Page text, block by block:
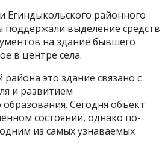
Егиндыкольского районного
поддержали выделение средств
на здание бывшего
в центре села.
это здание связано с
и развитием
Сегодня объект
состоянии, однако по-
из самых узнаваемых